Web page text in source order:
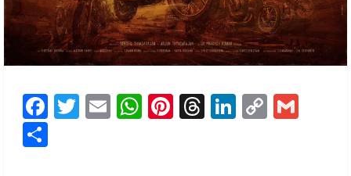
Facebook
Twitter
EmailWhatsApp
Pinterest
Threads
LinkedIn
Copy